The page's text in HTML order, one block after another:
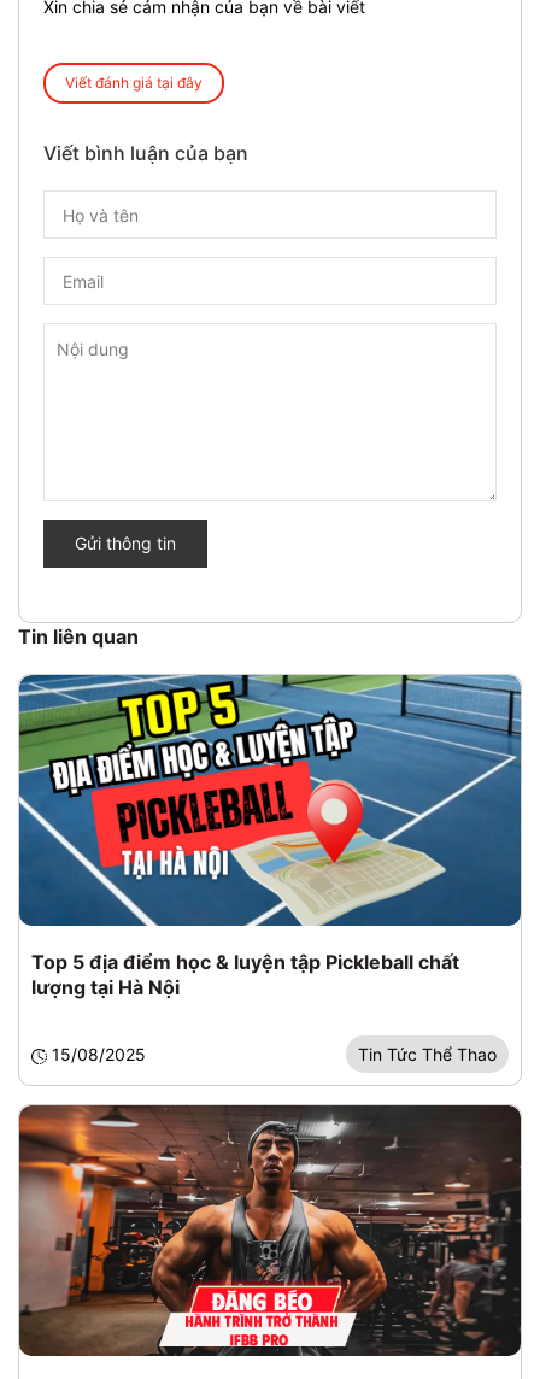
Xin chia sẻ cảm nhận của bạn về bài viết
Viết đánh giá tại đây
Viết bình luận của bạn
Gửi thông tin
Tin liên quan
Top 5 địa điểm học & luyện tập Pickleball chất
lượng tại Hà Nội
15/08/2025 Tin Tức Thể Thao